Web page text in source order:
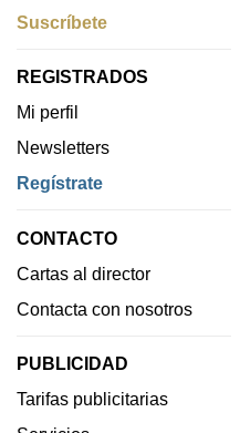
Suscríbete
REGISTRADOS
Mi perfil
Newsletters
Regístrate
CONTACTO
Cartas al director
Contacta con nosotros
PUBLICIDAD
Tarifas publicitarias